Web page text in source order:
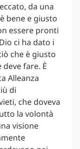
da una
bene e giusto
essere pronti
ci ha dato i
che è giusto
fare. È
Alleanza
di
che doveva
la volontà
visione